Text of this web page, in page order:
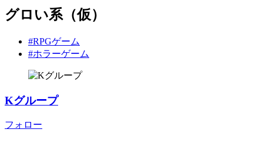
グロい系（仮）
#RPGゲーム
#ホラーゲーム
Kグループ
フォロー